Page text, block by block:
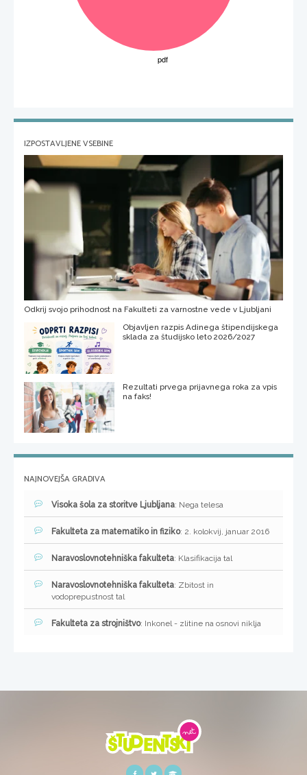
IZPOSTAVLJENE VSEBINE
Odkrij svojo prihodnost na Fakulteti za varnostne vede v Ljubljani
Objavljen razpis Adinega štipendijskega
sklada za študijsko leto 2026/2027
Rezultati prvega prijavnega roka za vpis
na faks!
NAJNOVEJŠA GRADIVA
Visoka šola za storitve Ljubljana: Nega telesa
Fakulteta za matematiko in fiziko: 2. kolokvij, januar 2016
Naravoslovnotehniška fakulteta: Klasifikacija tal
Naravoslovnotehniška fakulteta: Zbitost in
vodoprepustnost tal
Fakulteta za strojništvo: Inkonel - zlitine na osnovi niklja